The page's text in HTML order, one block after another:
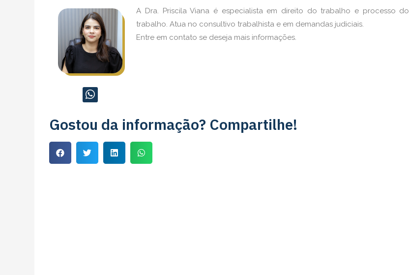
A Dra. Priscila Viana é especialista em direito do trabalho e processo do
trabalho. Atua no consultivo trabalhista e em demandas judiciais.
Entre em contato se deseja mais informações.
Gostou da informação? Compartilhe!